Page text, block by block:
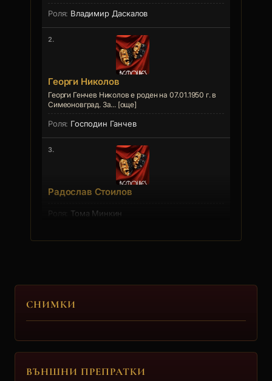
Владимир Даскалов
2.
Георги Николов
Георги Генчев Николов е роден на 07.01.1950 г. в
Симеоновград. За... [още]
Господин Ганчев
3.
Радослав Стоилов
Тома Минкин
4.
на 12.06.1941 г. в Димит... [още]
Магда
СНИМКИ
ВЪНШНИ ПРЕПРАТКИ